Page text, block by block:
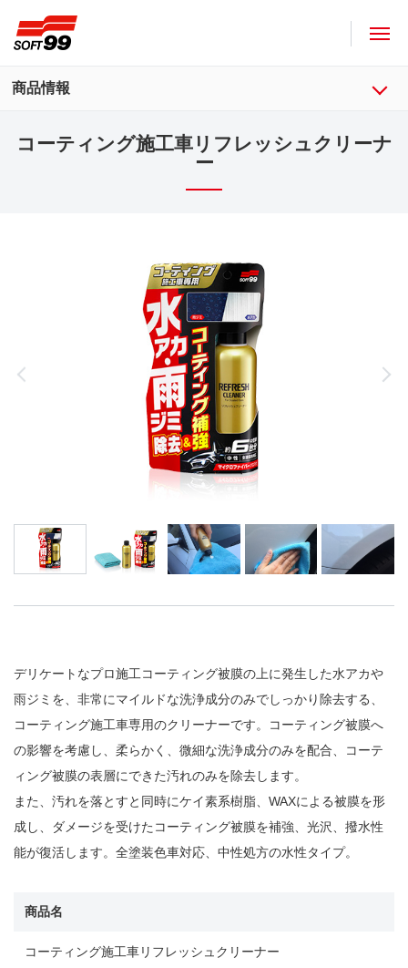
商品情報
コーティング施工車リフレッシュクリーナ
ー
デリケートなプロ施工コーティング被膜の上に発生した水アカや
雨ジミを、非常にマイルドな洗浄成分のみでしっかり除去する、
コーティング施工車専用のクリーナーです。コーティング被膜へ
の影響を考慮し、柔らかく、微細な洗浄成分のみを配合、コーテ
ィング被膜の表層にできた汚れのみを除去します。
また、汚れを落とすと同時にケイ素系樹脂、WAXによる被膜を形
成し、ダメージを受けたコーティング被膜を補強、光沢、撥水性
能が復活します。全塗装色車対応、中性処方の水性タイプ。
商品名
コーティング施工車リフレッシュクリーナー